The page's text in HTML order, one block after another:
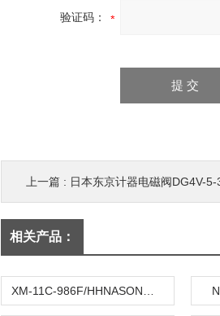
验证码：
上一篇 : 日本东京计器电磁阀DG4V-5-
相关产品：